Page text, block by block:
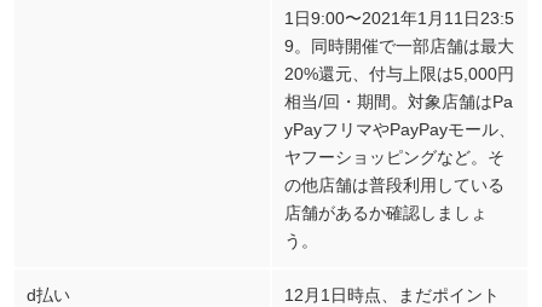
1日9:00〜2021年1月11日23:5
9。同時開催で一部店舗は最大
20%還元、付与上限は5,000円
相当/回・期間。対象店舗はPa
yPayフリマやPayPayモール、
ヤフーショッピングなど。そ
の他店舗は普段利用している
店舗があるか確認しましょ
う。
d払い
12月1日時点、まだポイント